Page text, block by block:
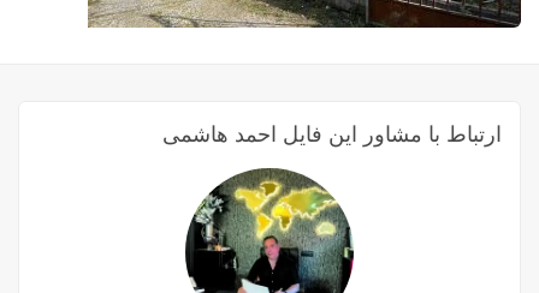
ارتباط با مشاور این فایل احمد هاشمی